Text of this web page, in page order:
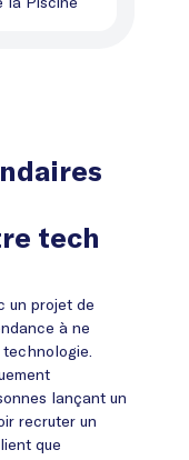
tech
un projet de
à ne
lançant un
recruter un
que